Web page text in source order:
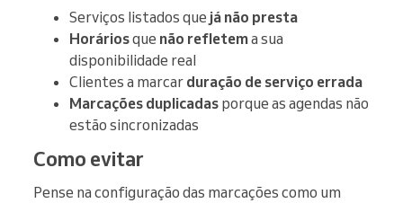
Serviços listados que já não presta
Horáriosque não refletema sua
disponibilidade real
Clientes a marcar duração de serviço errada
Marcações duplicadas porque as agendas não
estão sincronizadas
Como evitar
Pense na configuração das marcações como um